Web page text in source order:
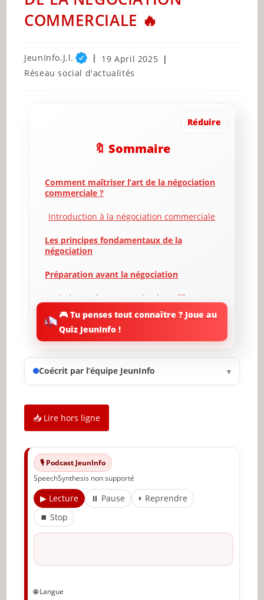
COMMERCIALE 🔥
Post
author:
JeunInfo.J.l.
Post
published:
19 April 2025
Post
Réseau social d'actualités
Réduire
🔖 Sommaire
Comment maîtriser l’art de la négociation
commerciale ?
Introduction à la négociation commerciale
Les principes fondamentaux de la
négociation
Préparation avant la négociation
Techniques de communication efficace
Compréhension de la psychologie
humaine
Gestion des conflits et des désaccords
Clôture de la négociation
Évaluation post-négociation
Conclusion et conseils pratiques
✨ Nouveau sur JeunInfo ?
Articles recommandés
Partager l'amour
🎮 Tu penses tout connaître ? Joue au
Quiz JeunInfo !
Coécrit par l’équipe JeunInfo ▾
📥 Lire hors ligne
🎙️ Podcast JeunInfo
SpeechSynthesis non supporté
▶ Lecture ⏸ Pause
⏵ Reprendre
⏹ Stop
🌐 Langue